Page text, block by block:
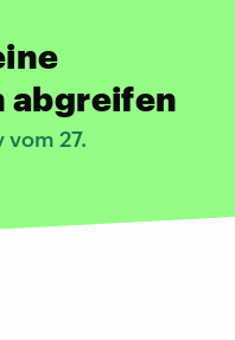
abgreifen
27.